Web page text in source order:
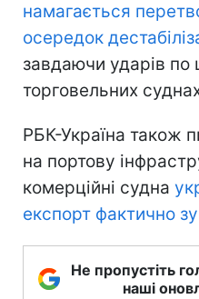
намагається
осередок
завдаючи ударів по
торговельних
РБК-Україна також
на портову
комерційні судна
експорт фактично
Не пропустіть
наші